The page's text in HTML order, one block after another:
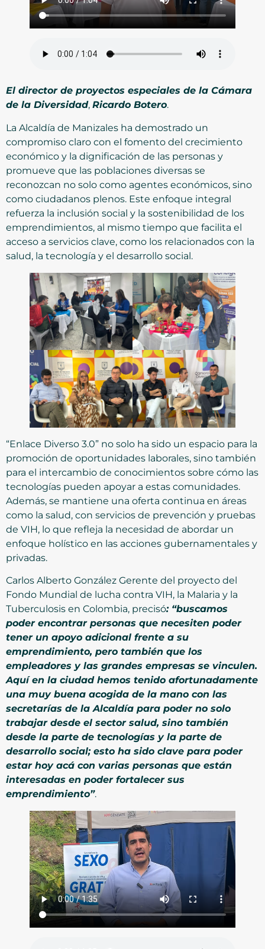
El director de proyectos especiales de la Cámara
de la Diversidad, Ricardo Botero.
La Alcaldía de Manizales ha demostrado un
compromiso claro con el fomento del crecimiento
económico y la dignificación de las personas y
promueve que las poblaciones diversas se
reconozcan no solo como agentes económicos, sino
como ciudadanos plenos. Este enfoque integral
refuerza la inclusión social y la sostenibilidad de los
emprendimientos, al mismo tiempo que facilita el
acceso a servicios clave, como los relacionados con la
salud, la tecnología y el desarrollo social.
“Enlace Diverso 3.0” no solo ha sido un espacio para la
promoción de oportunidades laborales, sino también
para el intercambio de conocimientos sobre cómo las
tecnologías pueden apoyar a estas comunidades.
Además, se mantiene una oferta continua en áreas
como la salud, con servicios de prevención y pruebas
de VIH, lo que refleja la necesidad de abordar un
enfoque holístico en las acciones gubernamentales y
privadas.
Carlos Alberto González Gerente del proyecto del
Fondo Mundial de lucha contra VIH, la Malaria y la
Tuberculosis en Colombia, precisó: “buscamos
poder encontrar personas que necesiten poder
tener un apoyo adicional frente a su
emprendimiento, pero también que los
empleadores y las grandes empresas se vinculen.
Aquí en la ciudad hemos tenido afortunadamente
una muy buena acogida de la mano con las
secretarías de la Alcaldía para poder no solo
trabajar desde el sector salud, sino también
desde la parte de tecnologías y la parte de
desarrollo social; esto ha sido clave para poder
estar hoy acá con varias personas que están
interesadas en poder fortalecer sus
emprendimiento”.